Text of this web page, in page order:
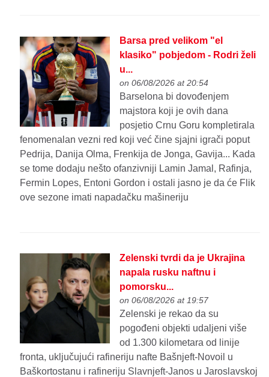
Barsa pred velikom "el
klasiko" pobjedom - Rodri želi
u...
on 06/08/2026 at 20:54
Barselona bi dovođenjem
majstora koji je ovih dana
posjetio Crnu Goru kompletirala
fenomenalan vezni red koji već čine sjajni igrači poput
Pedrija, Danija Olma, Frenkija de Jonga, Gavija... Kada
se tome dodaju nešto ofanzivniji Lamin Jamal, Rafinja,
Fermin Lopes, Entoni Gordon i ostali jasno je da će Flik
ove sezone imati napadačku mašineriju
Zelenski tvrdi da je Ukrajina
napala rusku naftnu i
pomorsku...
on 06/08/2026 at 19:57
Zelenski je rekao da su
pogođeni objekti udaljeni više
od 1.300 kilometara od linije
fronta, uključujući rafineriju nafte Bašnjeft-Novoil u
Baškortostanu i rafineriju Slavnjeft-Janos u Jaroslavskoj